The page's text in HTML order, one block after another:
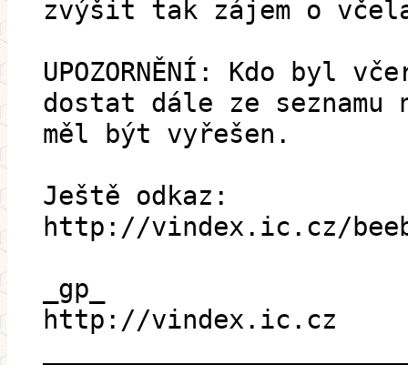
zvýšit tak zájem o
UPOZORNĚNÍ: Kdo byl
dostat dále ze
měl být vyřešen.
Ještě odkaz:
http://vindex.ic.cz/
_gp_
http://vindex.ic.cz